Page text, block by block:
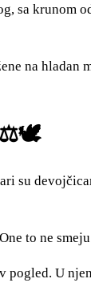
krunom
na
⚖️🕊️
su
to ne
U